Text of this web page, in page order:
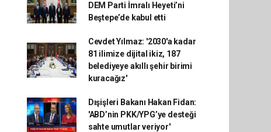
DEM Parti İmralı Heyeti’ni
Beştepe’de kabul etti
Cevdet Yılmaz: '2030'a kadar
81 ilimize dijital ikiz, 187
belediyeye akıllı şehir birimi
kuracağız'
Dışişleri Bakanı Hakan Fidan:
'ABD’nin PKK/YPG’ye desteği
sahte umutlar veriyor'